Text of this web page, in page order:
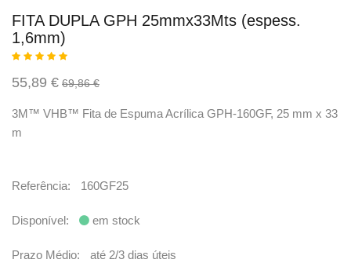
FITA DUPLA GPH 25mmx33Mts (espess.
1,6mm)
55,89 € 69,86 €
3M™ VHB™ Fita de Espuma Acrílica GPH-160GF, 25 mm x 33
m
Referência: 160GF25
Disponível: em stock
Prazo Médio: até 2/3 dias úteis